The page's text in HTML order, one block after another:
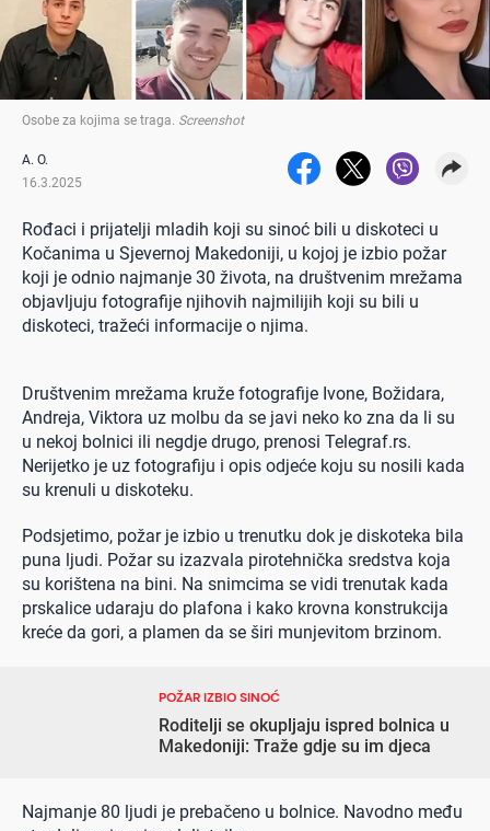
Osobe za kojima se traga. Screenshot
A. O.
16.3.2025
Rođaci i prijatelji mladih koji su sinoć bili u diskoteci u
Kočanima u Sjevernoj Makedoniji, u kojoj je izbio požar
koji je odnio najmanje 30 života, na društvenim mrežama
objavljuju fotografije njihovih najmilijih koji su bili u
diskoteci, tražeći informacije o njima.
Društvenim mrežama kruže fotografije Ivone, Božidara,
Andreja, Viktora uz molbu da se javi neko ko zna da li su
u nekoj bolnici ili negdje drugo, prenosi Telegraf.rs.
Nerijetko je uz fotografiju i opis odjeće koju su nosili kada
su krenuli u diskoteku.
Podsjetimo, požar je izbio u trenutku dok je diskoteka bila
puna ljudi. Požar su izazvala pirotehnička sredstva koja
su korištena na bini. Na snimcima se vidi trenutak kada
prskalice udaraju do plafona i kako krovna konstrukcija
kreće da gori, a plamen da se širi munjevitom brzinom.
POŽAR IZBIO SINOĆ
Roditelji se okupljaju ispred bolnica u
Makedoniji: Traže gdje su im djeca
Najmanje 80 ljudi je prebačeno u bolnice. Navodno među